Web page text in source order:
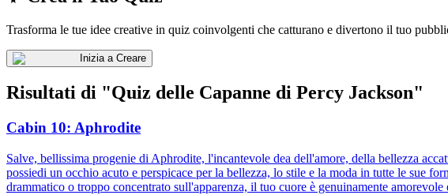
Trasforma le tue idee creative in quiz coinvolgenti che catturano e divertono il tuo
Inizia a Creare
Risultati di "Quiz delle Capanne di Percy Jackson"
Cabin 10: Aphrodite
Salve, bellissima progenie di Aphrodite, l'incantevole dea dell'amore, della bellezza
possiedi un occhio acuto e perspicace per la bellezza, lo stile e la moda in tutte le sue
drammatico o troppo concentrato sull'apparenza, il tuo cuore è genuinamente